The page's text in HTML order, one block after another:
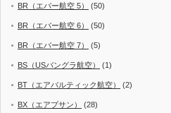
BR（エバー航空 5） (50)
BR（エバー航空 6） (50)
BR（エバー航空 7） (5)
BS（USバングラ航空） (1)
BT（エアバルティック航空） (2)
BX（エアプサン） (28)